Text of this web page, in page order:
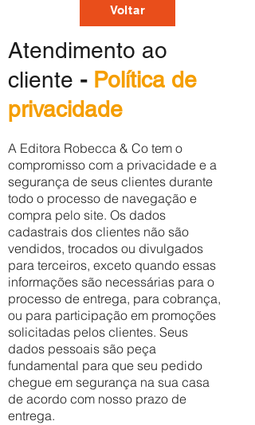
Voltar
Atendimento ao
cliente - Política de
privacidade
A Editora Robecca & Co tem o
compromisso com a privacidade e a
segurança de seus clientes durante
todo o processo de navegação e
compra pelo site. Os dados
cadastrais dos clientes não são
vendidos, trocados ou divulgados
para terceiros, exceto quando essas
informações são necessárias para o
processo de entrega, para cobrança,
ou para participação em promoções
solicitadas pelos clientes. Seus
dados pessoais são peça
fundamental para que seu pedido
chegue em segurança na sua casa
de acordo com nosso prazo de
entrega.